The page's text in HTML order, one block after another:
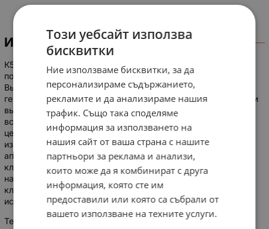
ИНФОРМАЦИЯ
К53-4 15 в 4.7 мкф Конденсаторы К53-4 оксидно-
полупроводниковые ниобиевые защищенные полярные.
Выпускаются в цилиндрических металлических
герметизированных корпусах с аксиальными проволочными
выводами. Предназначены для работы в качестве
встроенных элементов внутреннего монтажа аппаратуры в
цепях постоянного и пульсирующего токов. Применяются в
изделиях специального назначения, бортовой и наземной
аппаратуре связи, приборах, работающих в жёстких
климатических условиях и при повышенных механических
нагрузках. Изготавливаются для умеренного и холодного
климата [УХЛ] , во всеклиматическом [В] и тропическом
исполнении [Т]. Категория качества - «ВП».
Технические условия:
Този уебсайт използва
бисквитки
Ние използваме бисквитки, за да
персонализираме съдържанието,
рекламите и да анализираме нашия
трафик. Също така споделяме
информация за използването на
нашия сайт от ваша страна с нашите
партньори за реклама и анализи,
които може да я комбинират с друга
информация, която сте им
предоставили или която са събрали от
вашето използване на техните услуги.